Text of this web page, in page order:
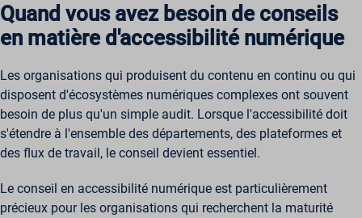
Quand vous avez besoin de conseils
en matière d'accessibilité numérique
Les organisations qui produisent du contenu en continu ou qui
disposent d'écosystèmes numériques complexes ont souvent
besoin de plus qu'un simple audit. Lorsque l'accessibilité doit
s'étendre à l'ensemble des départements, des plateformes et
des flux de travail, le conseil devient essentiel.
Le conseil en accessibilité numérique est particulièrement
précieux pour les organisations qui recherchent la maturité